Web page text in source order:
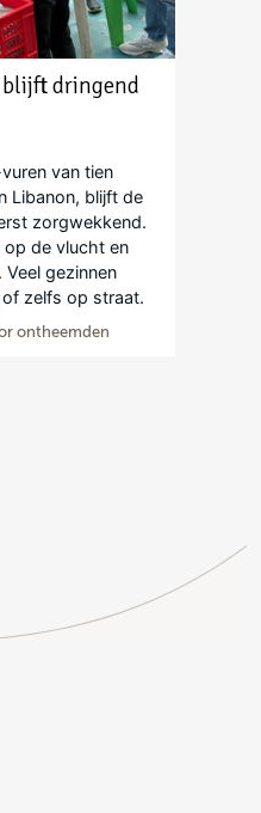
dringend
van tien
Libanon, blijft de
zorgwekkend.
op de vlucht en
gezinnen
zelfs op straat.
ontheemden